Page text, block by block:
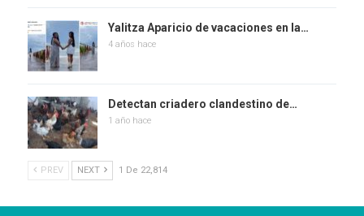
Yalitza Aparicio de vacaciones en la…
4 años hace
Detectan criadero clandestino de…
1 año hace
PREV NEXT 1 De 22,814